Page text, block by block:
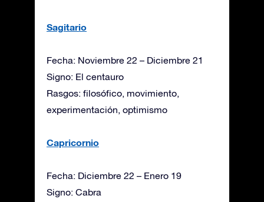
Sagitario
Fecha: Noviembre 22 – Diciembre 21
Signo: El centauro
Rasgos: filosófico, movimiento,
experimentación, optimismo
Capricornio
Fecha: Diciembre 22 – Enero 19
Signo: Cabra